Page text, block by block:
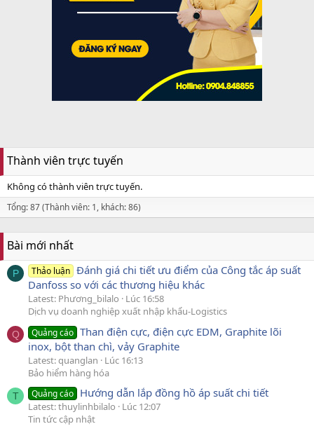
Thành viên trực tuyến
Không có thành viên trực tuyến.
Tổng: 87 (Thành viên: 1, khách: 86)
Bài mới nhất
P Thảo luận Đánh giá chi tiết ưu điểm của Công tắc áp suất
Danfoss so với các thương hiệu khác
Latest: Phương_bilalo
Lúc 16:58
Dịch vụ doanh nghiệp xuất nhập khẩu-Logistics
Q Quảng cáo Than điện cực, điện cực EDM, Graphite lõi
inox, bột than chì, vảy Graphite
Latest: quanglan
Lúc 16:13
Bảo hiểm hàng hóa
T Quảng cáo Hướng dẫn lắp đồng hồ áp suất chi tiết
Latest: thuylinhbilalo
Lúc 12:07
Tin tức cập nhật